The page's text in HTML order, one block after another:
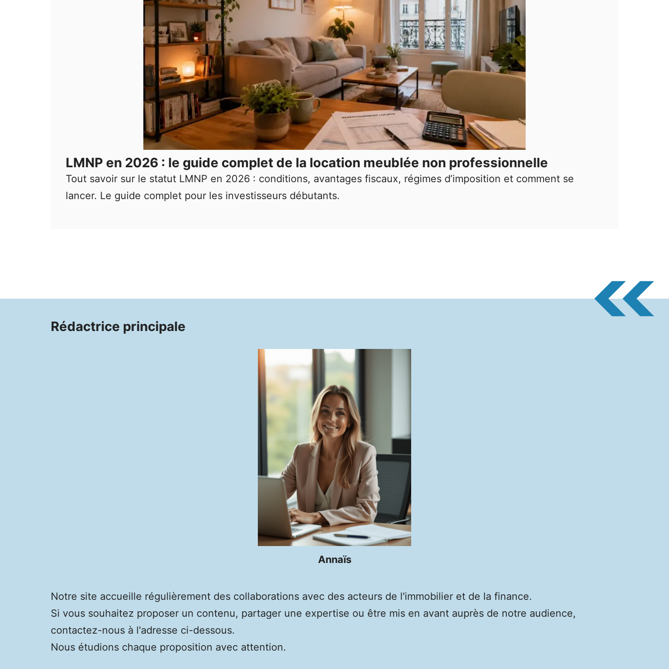
LMNP en 2026 : le guide complet de la location meublée non professionnelle
Tout savoir sur le statut LMNP en 2026 : conditions, avantages fiscaux, régimes d’imposition et comment se
lancer. Le guide complet pour les investisseurs débutants.
Rédactrice principale
Annaïs
Notre site accueille régulièrement des collaborations avec des acteurs de l'immobilier et de la finance.
Si vous souhaitez proposer un contenu, partager une expertise ou être mis en avant auprès de notre audience,
contactez-nous à l'adresse ci-dessous.
Nous étudions chaque proposition avec attention.